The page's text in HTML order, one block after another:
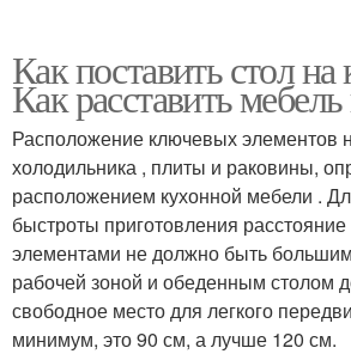
Полукруглый стол
Откидной стол
Как поставить стол
Как расставить
Расположение ключевых элементов
холодильника , плиты и раковины,
расположением кухонной мебели .
быстроты приготовления
элементами не должно быть
рабочей зоной и обеденным столом
свободное место для легкого
минимум, это 90 см, а лучше 120 см.